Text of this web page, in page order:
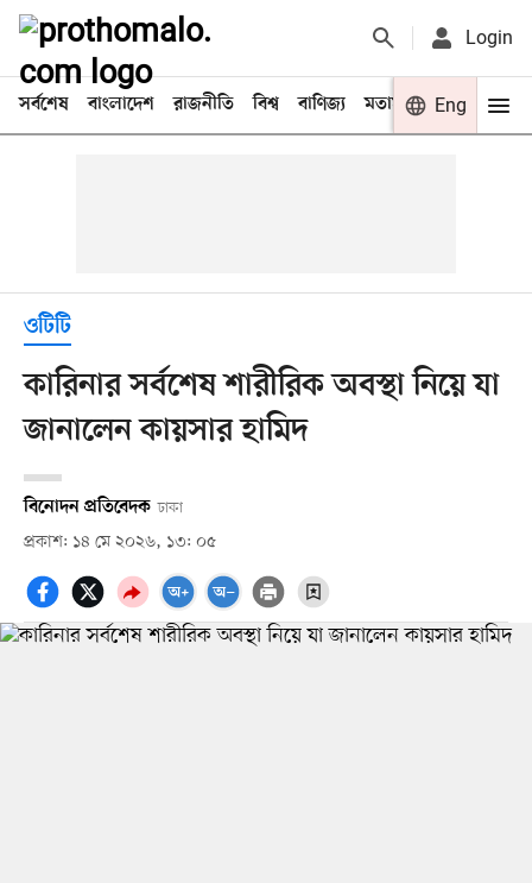
Login
সর্বশেষ বাংলাদেশ রাজনীতি বিশ্ব বাণিজ্য মতামত খেলা
Eng
ওটিটি
কারিনার সর্বশেষ শারীরিক অবস্থা নিয়ে যা
জানালেন কায়সার হামিদ
বিনোদন প্রতিবেদক ঢাকা
প্রকাশ: ১৪ মে ২০২৬, ১৩: ০৫